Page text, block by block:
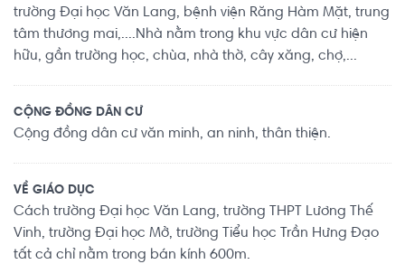
trường Đại học Văn Lang, bệnh viện Răng Hàm Mặt, trung
tâm thương mai,....Nhà nằm trong khu vực dân cư hiện
hữu, gần trường học, chùa, nhà thờ, cây xăng, chợ,...
CỘNG ĐỒNG DÂN CƯ
Cộng đồng dân cư văn minh, an ninh, thân thiện.
VỀ GIÁO DỤC
Cách trường Đại học Văn Lang, trường THPT Lương Thế
Vinh, trường Đại học Mở, trường Tiểu học Trần Hưng Đạo
tất cả chỉ nằm trong bán kính 600m.